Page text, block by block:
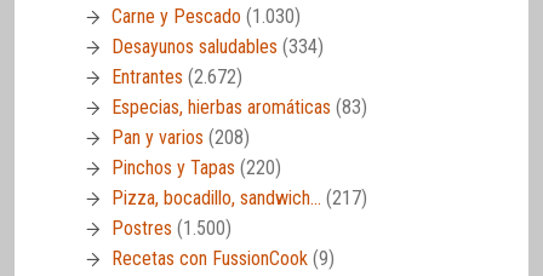
Carne y Pescado (1.030)
Desayunos saludables (334)
Entrantes (2.672)
Especias, hierbas aromáticas (83)
Pan y varios (208)
Pinchos y Tapas (220)
Pizza, bocadillo, sandwich… (217)
Postres (1.500)
Recetas con FussionCook (9)